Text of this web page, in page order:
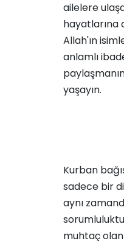
ailelere
hayatlarına
Allah'ın
anlamlı
yaşayın.
Kurban
sadece bir
aynı
muhtaç